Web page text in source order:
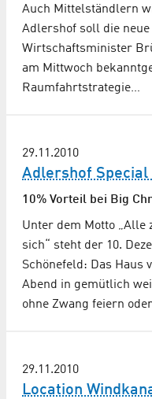
Auch Mittelständlern
Adlershof soll die
Wirtschaftsminister
am Mittwoch
Raumfahrtstrategie…
29.11.2010
Adlershof Special
10% Vorteil bei Big
Unter dem Motto „Alle
sich“ steht der 10.
Schönefeld: Das Haus
Abend in gemütlich
ohne Zwang feiern
29.11.2010
Location